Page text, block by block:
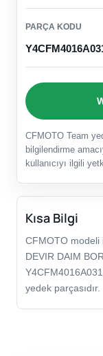
PARÇA KODU
CFMOTO Team
bilgilendirme
kullanıcıyı ilgili
Kısa Bilgi
CFMOTO modeli
DEVIR DAIM
yedek parçasıdır.